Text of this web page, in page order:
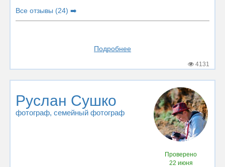
Все отзывы (24) ➡️
Подробнее
4131
Руслан Сушко
фотограф, семейный фотограф
Проверено
22 июня